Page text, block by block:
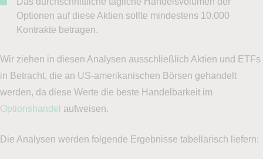
Optionen auf diese Aktien sollte mindestens 10.000
Kontrakte betragen.
Wir ziehen in diesen Analysen ausschließlich Aktien und ETFs
in Betracht, die an US-amerikanischen Börsen gehandelt
werden, da diese Werte die beste Handelbarkeit im
Optionshandel aufweisen.
Die Analysen werden folgende Ergebnisse tabellarisch liefern: